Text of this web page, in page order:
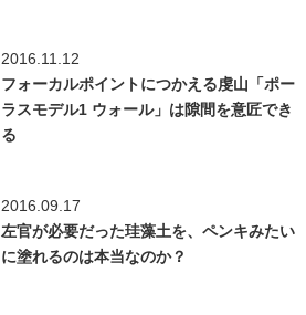
2016.11.12
フォーカルポイントにつかえる虔山「ポー
ラスモデル1 ウォール」は隙間を意匠でき
る
2016.09.17
左官が必要だった珪藻土を、ペンキみたい
に塗れるのは本当なのか？